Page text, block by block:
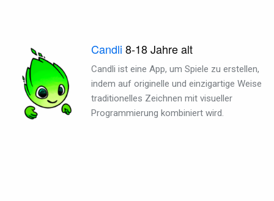
Candli 8-18 Jahre alt
Candli ist eine App, um Spiele zu erstellen,
indem auf originelle und einzigartige Weise
traditionelles Zeichnen mit visueller
Programmierung kombiniert wird.